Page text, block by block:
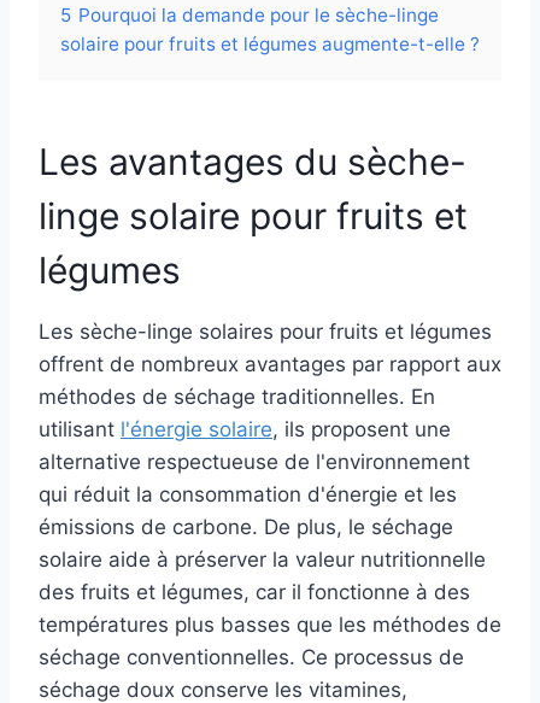
5 Pourquoi la demande pour le sèche-linge
solaire pour fruits et légumes augmente-t-elle ?
Les avantages du sèche-
linge solaire pour fruits et
légumes
Les sèche-linge solaires pour fruits et légumes
offrent de nombreux avantages par rapport aux
méthodes de séchage traditionnelles. En
utilisant l'énergie solaire, ils proposent une
alternative respectueuse de l'environnement
qui réduit la consommation d'énergie et les
émissions de carbone. De plus, le séchage
solaire aide à préserver la valeur nutritionnelle
des fruits et légumes, car il fonctionne à des
températures plus basses que les méthodes de
séchage conventionnelles. Ce processus de
séchage doux conserve les vitamines,